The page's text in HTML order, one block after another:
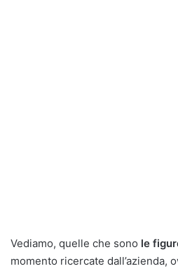
Vediamo, quelle che sono le
momento ricercate dall’azienda,